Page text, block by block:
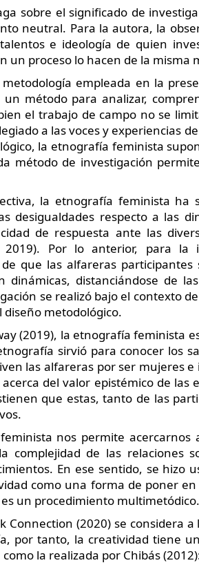
sobre el significado de
neutral. Para la autora, la
e ideología de quien
un proceso lo hacen de la misma
empleada en la
método para analizar,
el trabajo de campo no se
a las voces y experiencias
la etnografía feminista
método de investigación
la etnografía feminista
desigualdades respecto a las
de respuesta ante las
2019). Por lo anterior, para
que las alfareras
dinámicas, distanciándose de
se realizó bajo el contexto
diseño metodológico.
(2019), la etnografía feminista
sirvió para conocer los
las alfareras por ser mujeres
del valor epistémico de
que estas, tanto de las
nos permite
complejidad de las relaciones
En ese sentido, se hizo
como una forma de poner
un procedimiento multimetódico.
Connection (2020) se considera
por tanto, la creatividad tiene
la realizada por Chibás